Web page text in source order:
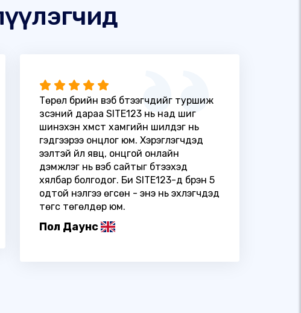
Төрөл бүрийн вэб бүтээгчдийг туршиж
үзсэний дараа SITE123 нь над шиг
шинэхэн хүмүүст хамгийн шилдэг нь
гэдгээрээ онцлог юм. Хэрэглэгчдэд
ээлтэй үйл явц, онцгой онлайн
дэмжлэг нь вэб сайтыг бүтээхэд
хялбар болгодог. Би SITE123-д бүрэн 5
одтой үнэлгээ өгсөн - энэ нь эхлэгчдэд
төгс төгөлдөр юм.
Пол Даунс